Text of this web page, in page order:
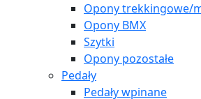
Opony trekkingowe/
Opony BMX
Szytki
Opony pozostałe
Pedały
Pedały wpinane